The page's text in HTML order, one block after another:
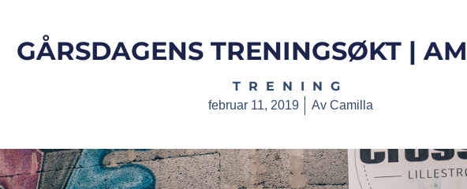
GÅRSDAGENS TRENINGSØKT |
TRENING
februar 11, 2019 AvCamilla